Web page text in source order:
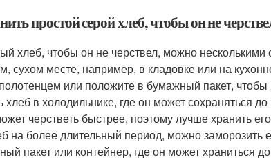
простой серой хлеб, чтобы он не
хлеб, чтобы он не черствел, можно
сухом месте, например, в кладовке или на
или положите в бумажный пакет,
в холодильнике, где он может сохраняться
черстветь быстрее, поэтому лучше хранить
на более длительный период, можно заморозить
пакет или контейнер, где он может храниться